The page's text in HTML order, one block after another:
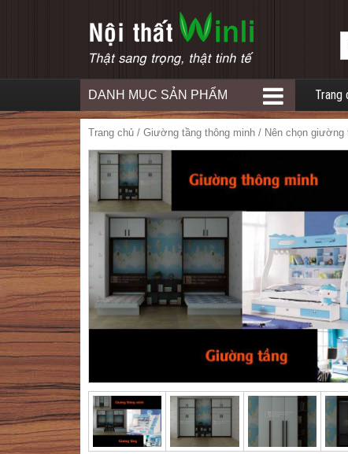
DANH MỤC SẢN PHẨM Trang
Trang chủ / Giường tầng thông minh / Nên chọn giường